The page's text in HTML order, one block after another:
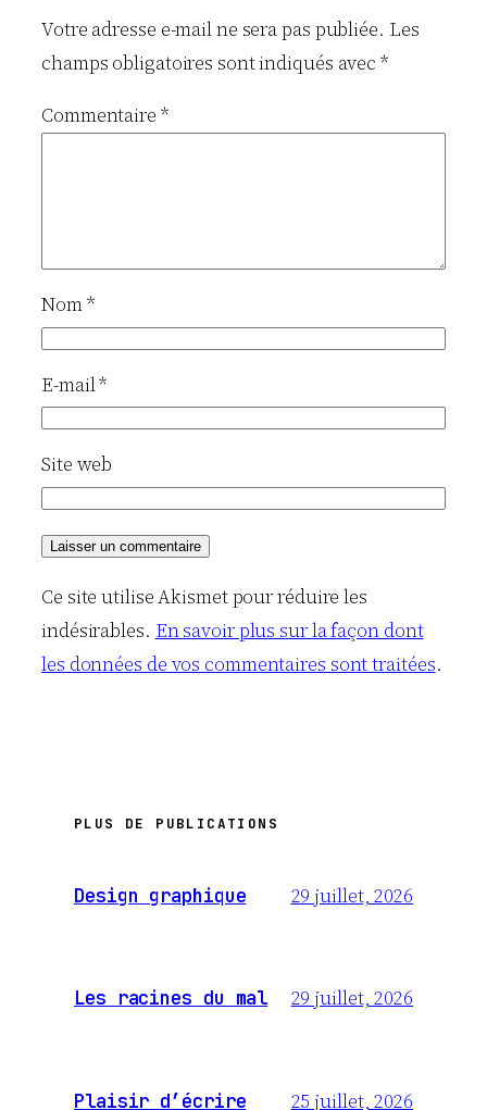
Votre adresse e-mail ne sera pas publiée. Les
champs obligatoires sont indiqués avec*
Commentaire *
Nom*
E-mail*
Site web
Ce site utilise Akismet pour réduire les
indésirables. En savoir plus sur la façon dont
les données de vos commentaires sont traitées.
PLUS DE PUBLICATIONS
Design graphique 29 juillet, 2026
Les racines du mal 29 juillet, 2026
Plaisir d’écrire 25 juillet, 2026